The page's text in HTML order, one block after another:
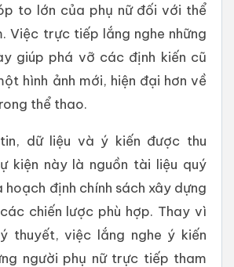
to lớn của phụ nữ đối với thể
Việc trực tiếp lắng nghe những
giúp phá vỡ các định kiến cũ
hình ảnh mới, hiện đại hơn về
thể thao.
dữ liệu và ý kiến được thu
kiện này là nguồn tài liệu quý
hoạch định chính sách xây dựng
chiến lược phù hợp. Thay vì
thuyết, việc lắng nghe ý kiến
người phụ nữ trực tiếp tham